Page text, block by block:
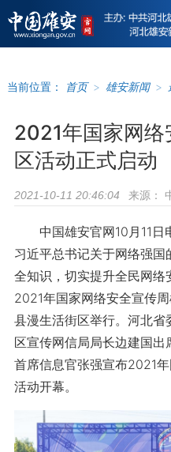
当前位置： 首页 > 雄安新闻 >
2021年国家网
区活动正式启动
2021-10-11 20:46:04 来源：
中国雄安官网10月11日
习近平总书记关于网络强
全知识，切实提升全民网络
2021年国家网络安全宣传
县漫生活街区举行。河北
区宣传网信局局长边建国
首席信息官张强宣布2021
活动开幕。